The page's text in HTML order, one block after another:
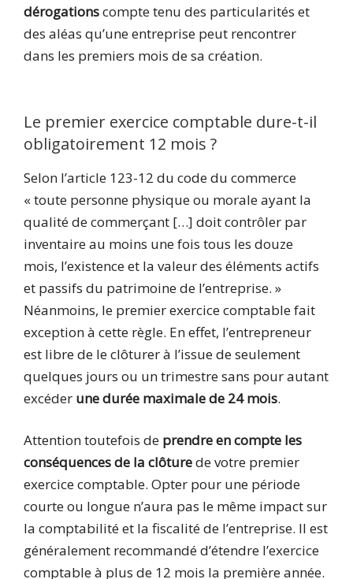
dérogationscompte tenu des particularités et
des aléas qu’une entreprise peut rencontrer
dans les premiers mois de sa création.
Le premier exercice comptable dure-t-il
obligatoirement 12 mois ?
Selon l’article 123-12 du code du commerce
« toute personne physique ou morale ayant la
qualité de commerçant […] doit contrôler par
inventaire au moins une fois tous les douze
mois, l’existence et la valeur des éléments actifs
et passifs du patrimoine de l’entreprise. »
Néanmoins, le premier exercice comptable fait
exception à cette règle. En effet, l’entrepreneur
est libre de le clôturer à l’issue de seulement
quelques jours ou un trimestre sans pour autant
excéder une durée maximale de 24 mois.
Attention toutefois de prendre en compte les
conséquences de la clôturede votre premier
exercice comptable. Opter pour une période
courte ou longue n’aura pas le même impact sur
la comptabilité et la fiscalité de l’entreprise. Il est
généralement recommandé d’étendre l’exercice
comptable à plus de 12 mois la première année.